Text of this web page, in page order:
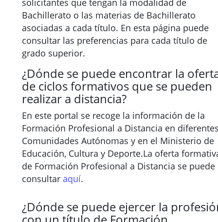
solicitantes que tengan la modalidad de
Bachillerato o las materias de Bachillerato
asociadas a cada título. En esta página puede
consultar las preferencias para cada título de
grado superior.
¿Dónde se puede encontrar la
de ciclos formativos que se pueden
realizar a distancia?
En este portal se recoge la información de la
Formación Profesional a Distancia en
Comunidades Autónomas y en el Ministerio de
Educación, Cultura y Deporte.La oferta
de Formación Profesional a Distancia se puede
consultar aquí.
¿Dónde se puede ejercer la